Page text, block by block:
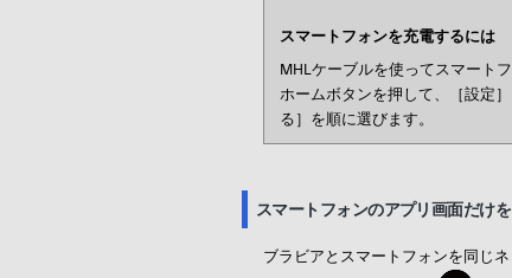
スマートフォンを充電するには
MHLケーブルを使ってスマート
ホームボタンを押して、［設定
る］を順に選びます。
スマートフォンのアプリ画面だけ
ブラビアとスマートフォンを同じ